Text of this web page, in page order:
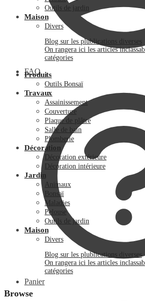
FAQ
Panier
Outils de jardin
Maison
Divers
Blog sur les plublications diverses
On rangera ici les articles
catégories
Produits
Outils Bonsaï
Travaux
Assainissement
Couverture
Plaque de plâtre
Salle de bain
Plomberie
Décoration
Décoration extérieure
Décoration intérieure
Jardin
Animaux
Bonsaï
Maladies
Pelouse
Outils de jardin
Maison
Divers
Blog sur les plublications diverses
On rangera ici les articles
catégories
Browse